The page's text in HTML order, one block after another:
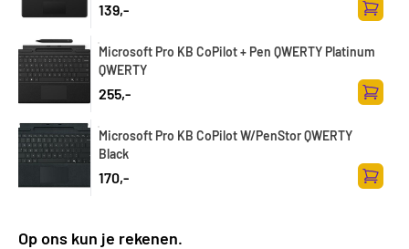
139,-
Microsoft Pro KB CoPilot + Pen QWERTY Platinum
QWERTY
255,-
Microsoft Pro KB CoPilot W/PenStor QWERTY
Black
170,-
Op ons kun je rekenen.